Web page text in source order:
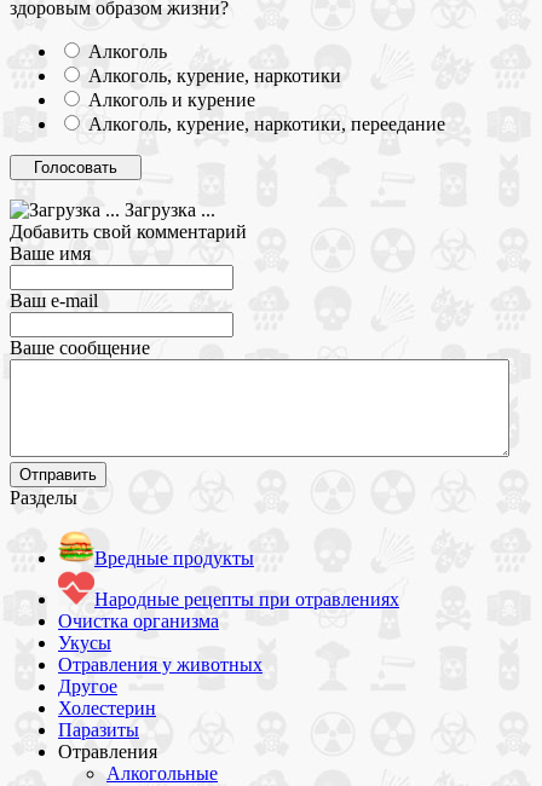
здоровым образом жизни?
Алкоголь
Алкоголь, курение, наркотики
Алкоголь и курение
Алкоголь, курение, наркотики, переедание
Загрузка ...
Добавить свой комментарий
Ваше имя
Ваш e-mail
Ваше сообщение
Разделы
Вредные продукты
Народные рецепты при отравлениях
Очистка организма
Укусы
Отравления у животных
Другое
Холестерин
Паразиты
Отравления
Алкогольные